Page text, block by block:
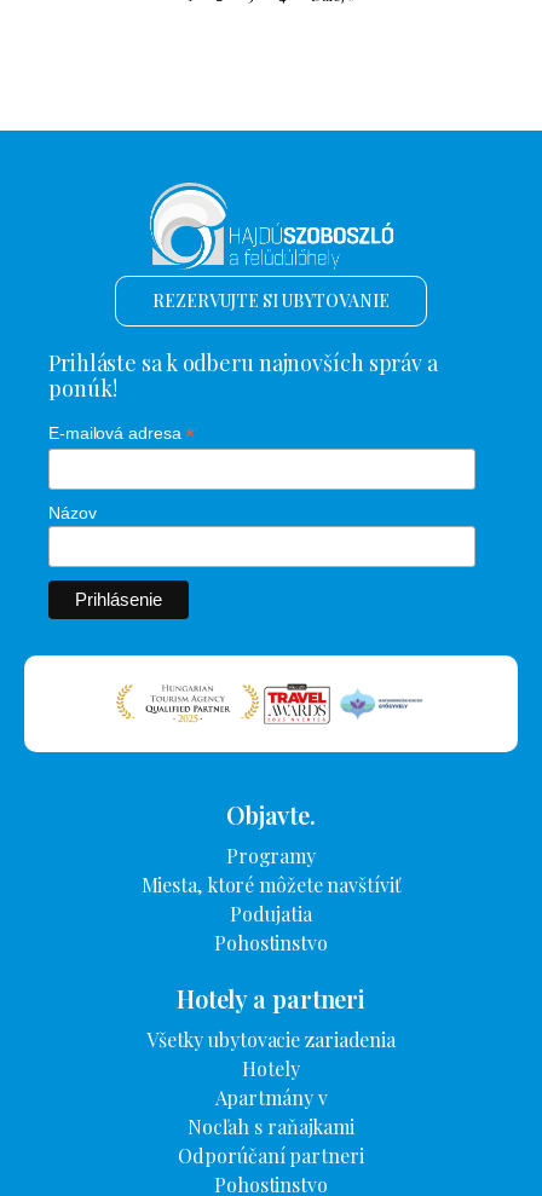
REZERVUJTE SI UBYTOVANIE
Prihláste sa k odberu najnovších správ a
ponúk!
E-mailová adresa*
Názov
Objavte.
Programy
Miesta, ktoré môžete navštíviť
Podujatia
Pohostinstvo
Hotely a partneri
Všetky ubytovacie zariadenia
Hotely
Apartmány v
Nocľah s raňajkami
Odporúčaní partneri
Pohostinstvo